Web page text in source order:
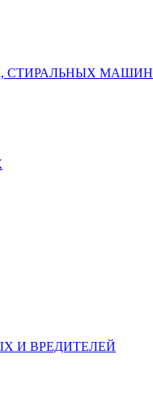
СТИРАЛЬНЫХ МАШИН
И ВРЕДИТЕЛЕЙ